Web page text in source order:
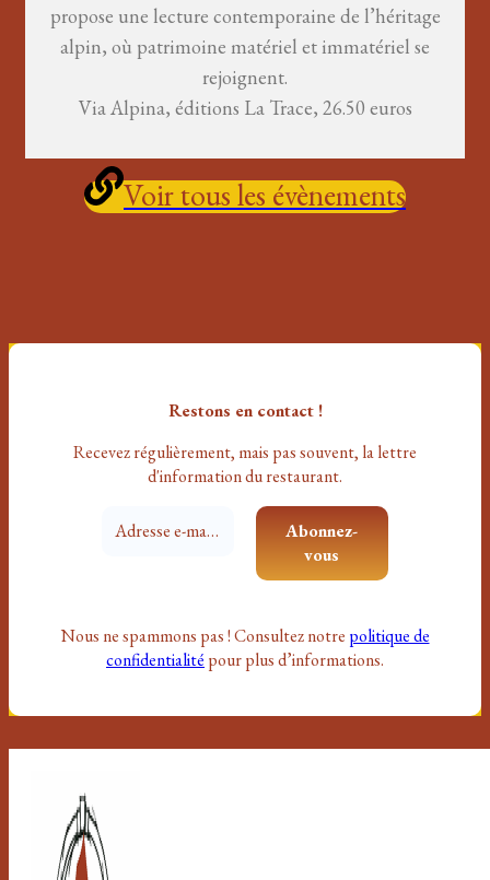
propose une lecture contemporaine de l’héritage
alpin, où patrimoine matériel et immatériel se
rejoignent.
Via Alpina, éditions La Trace, 26.50 euros
Voir tous les évènements
Restons en contact !
Recevez régulièrement, mais pas souvent, la lettre
d'information du restaurant.
Nous ne spammons pas ! Consultez notre politique de
confidentialité pour plus d’informations.